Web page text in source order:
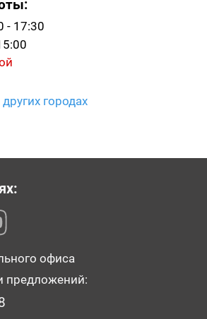
- 17:30
городах
офиса
предложений: